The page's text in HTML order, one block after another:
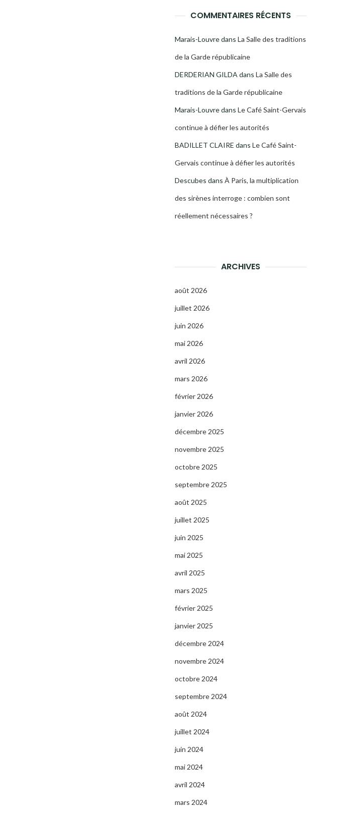
COMMENTAIRES RÉCENTS
Marais-Louvredans La Salle des traditions
de la Garde républicaine
DERDERIAN GILDA dans La Salle des
traditions de la Garde républicaine
Marais-Louvredans Le Café Saint-Gervais
continue à défier les autorités
BADILLET CLAIRE dans Le Café Saint-
Gervais continue à défier les autorités
Descubes dans À Paris, la multiplication
des sirènes interroge : combien sont
réellement nécessaires ?
ARCHIVES
août 2026
juillet 2026
juin 2026
mai 2026
avril 2026
mars 2026
février 2026
janvier 2026
décembre 2025
novembre 2025
octobre 2025
septembre 2025
août 2025
juillet 2025
juin 2025
mai 2025
avril 2025
mars 2025
février 2025
janvier 2025
décembre 2024
novembre 2024
octobre 2024
septembre 2024
août 2024
juillet 2024
juin 2024
mai 2024
avril 2024
mars 2024